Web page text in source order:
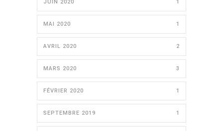
JUIN 2020 1
MAI 2020 1
AVRIL 2020 2
MARS 2020 3
FÉVRIER 2020 1
SEPTEMBRE 2019 1